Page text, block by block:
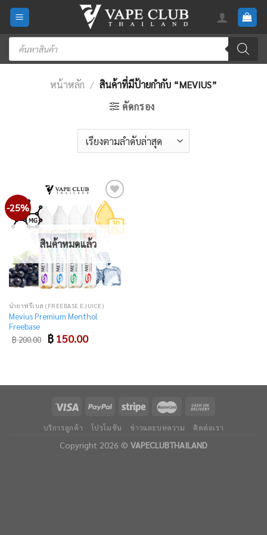
Skip
content
Products
search
หน้าหลัก / สินค้าที่มีป้ายกำกับ “MEVIUS”
คัดกรอง
-25%
Add
to
wishlist
สินค้าหมดแล้ว
น้ำยาฟรีเบส (FREEBASE EJUICE)
Mevius Premium Menthol
Freebase
฿200.00 Original
price
฿ 150.00Current
price
บริการลูกค้า โปรโมชัน ข่าวและบทความ ติดต่อเรา
Copyright 2026 © VAPECLUBTHAILAND